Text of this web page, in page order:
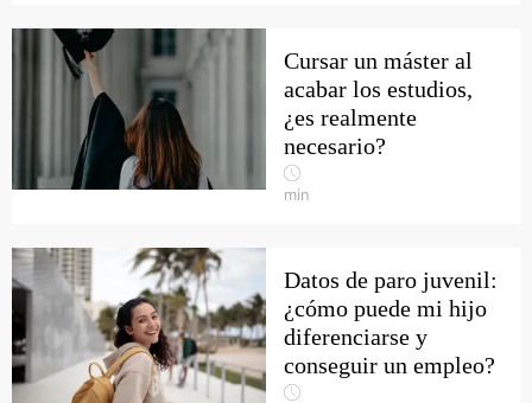
Cursar un máster al
acabar los estudios,
¿es realmente
necesario?
min
Datos de paro juvenil:
¿cómo puede mi hijo
diferenciarse y
conseguir un empleo?